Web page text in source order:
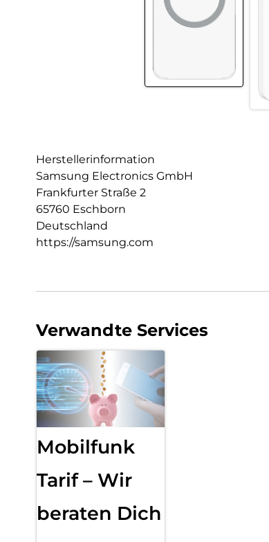
Herstellerinformation
Samsung Electronics GmbH
Frankfurter Straße 2
65760 Eschborn
Deutschland
https://samsung.com
Verwandte Services
Mobilfunk
Tarif – Wir
beraten Dich